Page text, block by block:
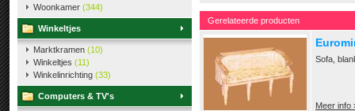
Woonkamer (344)
Winkeltjes
Marktkramen (10)
Winkeltjes (11)
Winkelinrichting (33)
Computers & TV's
Gerelateerde producten
Sofa,
Meer info